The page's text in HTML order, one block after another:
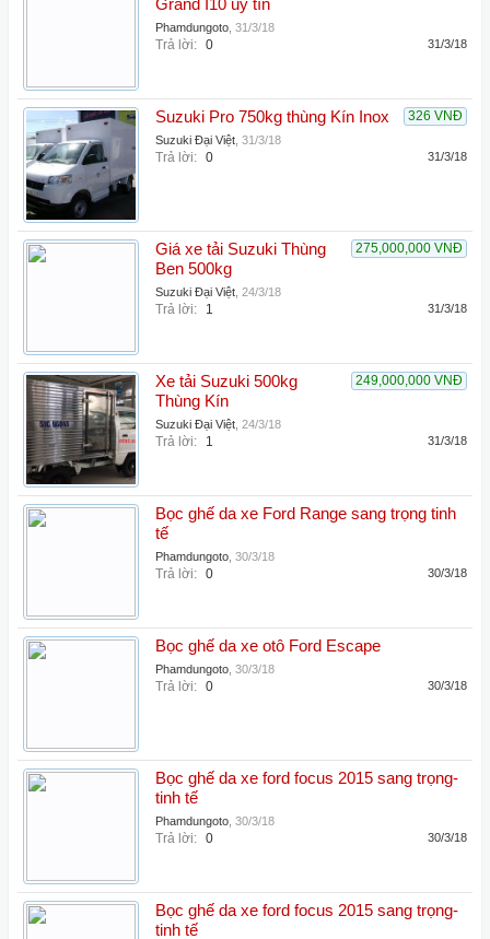
Grand I10 uy tín
Phamdungoto 31/3/18
Trả lời: 0 31/3/18
326 VNĐ
Suzuki Pro 750kg thùng Kín Inox
Suzuki Đại Việt 31/3/18
Trả lời: 0 31/3/18
275,000,000 VNĐ
Giá xe tải Suzuki Thùng
Ben 500kg
Suzuki Đại Việt 24/3/18
Trả lời: 1 31/3/18
249,000,000 VNĐ
Xe tải Suzuki 500kg
Thùng Kín
Suzuki Đại Việt 24/3/18
Trả lời: 1 31/3/18
Bọc ghế da xe Ford Range sang trọng tinh
tế
Phamdungoto 30/3/18
Trả lời: 0 30/3/18
Bọc ghế da xe otô Ford Escape
Phamdungoto 30/3/18
Trả lời: 0 30/3/18
Bọc ghế da xe ford focus 2015 sang trọng-
tinh tế
Phamdungoto 30/3/18
Trả lời: 0 30/3/18
Bọc ghế da xe ford focus 2015 sang trọng-
tinh tế